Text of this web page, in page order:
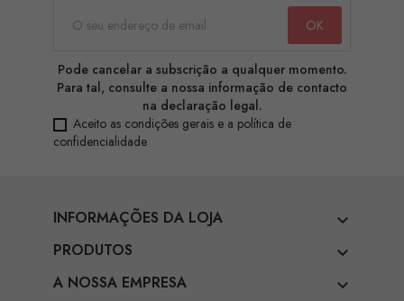
Pode cancelar a subscrição a qualquer momento.
Para tal, consulte a nossa informação de contacto
na declaração legal.
Aceito as condições gerais e a política de
confidencialidade
INFORMAÇÕES DA LOJA 
PRODUTOS 
A NOSSA EMPRESA 